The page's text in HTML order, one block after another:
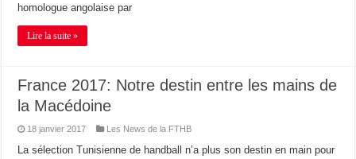
homologue angolaise par
Lire la suite »
France 2017: Notre destin entre les mains de
la Macédoine
18 janvier 2017 Les News de la FTHB
La sélection Tunisienne de handball n’a plus son destin en main pour